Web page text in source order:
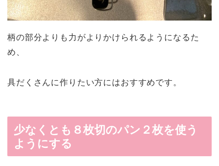
柄の部分よりも力がよりかけられるようになるた
め、
具だくさんに作りたい方にはおすすめです。
少なくとも８枚切のパン２枚を使う
ようにする